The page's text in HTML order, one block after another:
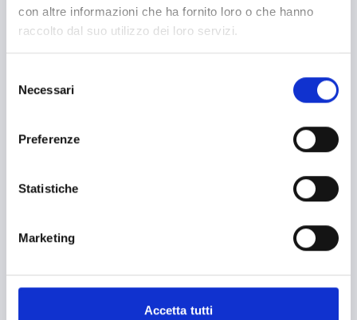
con altre informazioni che ha fornito loro o che hanno
raccolto dal suo utilizzo dei loro servizi.
delNecessari
Preferenze
Statistiche
Marketing
Accetta tutti
Agroalimentare
Ambiente e Sviluppo sostenibile
Arte e Cultura
Audiovisivi e Cinema